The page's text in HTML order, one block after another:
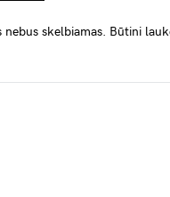
nebus skelbiamas. Būtini